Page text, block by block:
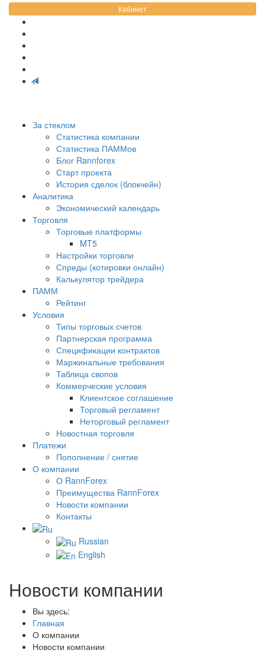
Кабинет
За стеклом
Статистика компании
Статистика ПАММов
Блог Rannforex
Старт проекта
История сделок (блокчейн)
Аналитика
Экономический календарь
Торговля
Торговые платформы
MT5
Настройки торговли
Спреды (котировки онлайн)
Калькулятор трейдера
ПАММ
Рейтинг
Условия
Типы торговых счетов
Партнерская программа
Спецификации контрактов
Маржинальные требования
Таблица свопов
Коммерческие условия
Клиентское соглашение
Торговый регламент
Неторговый регламент
Новостная торговля
Платежи
Пополнение / снятие
О компании
О RannForex
Преимущества RannForex
Новости компании
Контакты
Russian
English
Новости компании
Вы здесь:
Главная
О компании
Новости компании